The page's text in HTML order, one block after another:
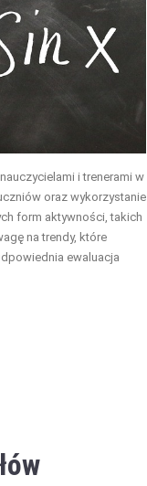
i trenerami w
oraz wykorzystanie
form aktywności, takich
na trendy, które
ewaluacja